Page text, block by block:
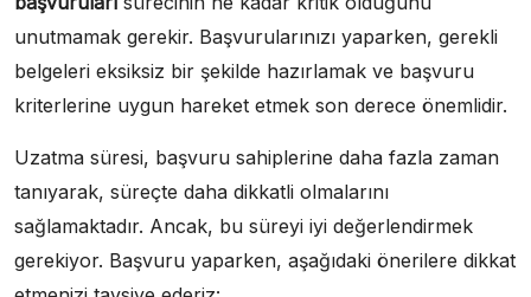
unutmamak gerekir. Başvurularınızı yaparken, gerekli
belgeleri eksiksiz bir şekilde hazırlamak ve başvuru
kriterlerine uygun hareket etmek son derece önemlidir.
Uzatma süresi, başvuru sahiplerine daha fazla zaman
tanıyarak, süreçte daha dikkatli olmalarını
sağlamaktadır. Ancak, bu süreyi iyi değerlendirmek
gerekiyor. Başvuru yaparken, aşağıdaki önerilere dikkat